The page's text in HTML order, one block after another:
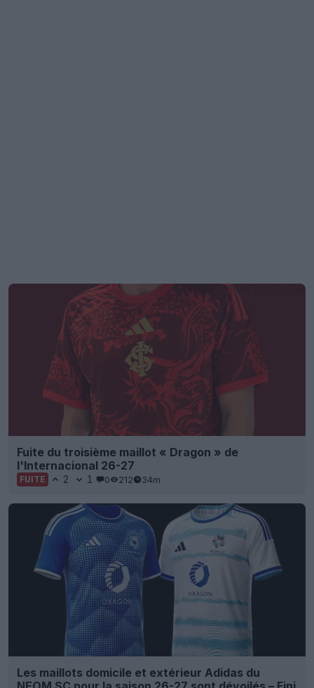
Fuite du troisième maillot « Dragon » de
l'Internacional 26-27
FUITE 2 1 0 212 34m
Les maillots domicile et extérieur Adidas du